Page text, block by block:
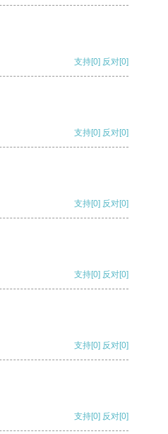
支持[0] 反对[0]
支持[0] 反对[0]
支持[0] 反对[0]
支持[0] 反对[0]
支持[0] 反对[0]
支持[0] 反对[0]